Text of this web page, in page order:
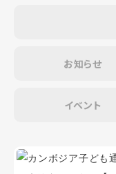
お知らせ
イベント